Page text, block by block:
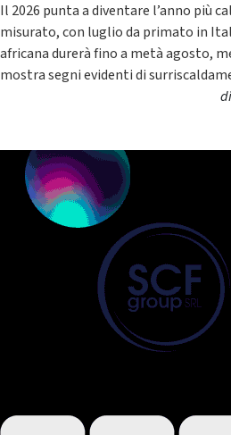
Il 2026 punta a diventare l’anno più
misurato, con luglio da primato in
africana durerà fino a metà agosto,
mostra segni evidenti di
di